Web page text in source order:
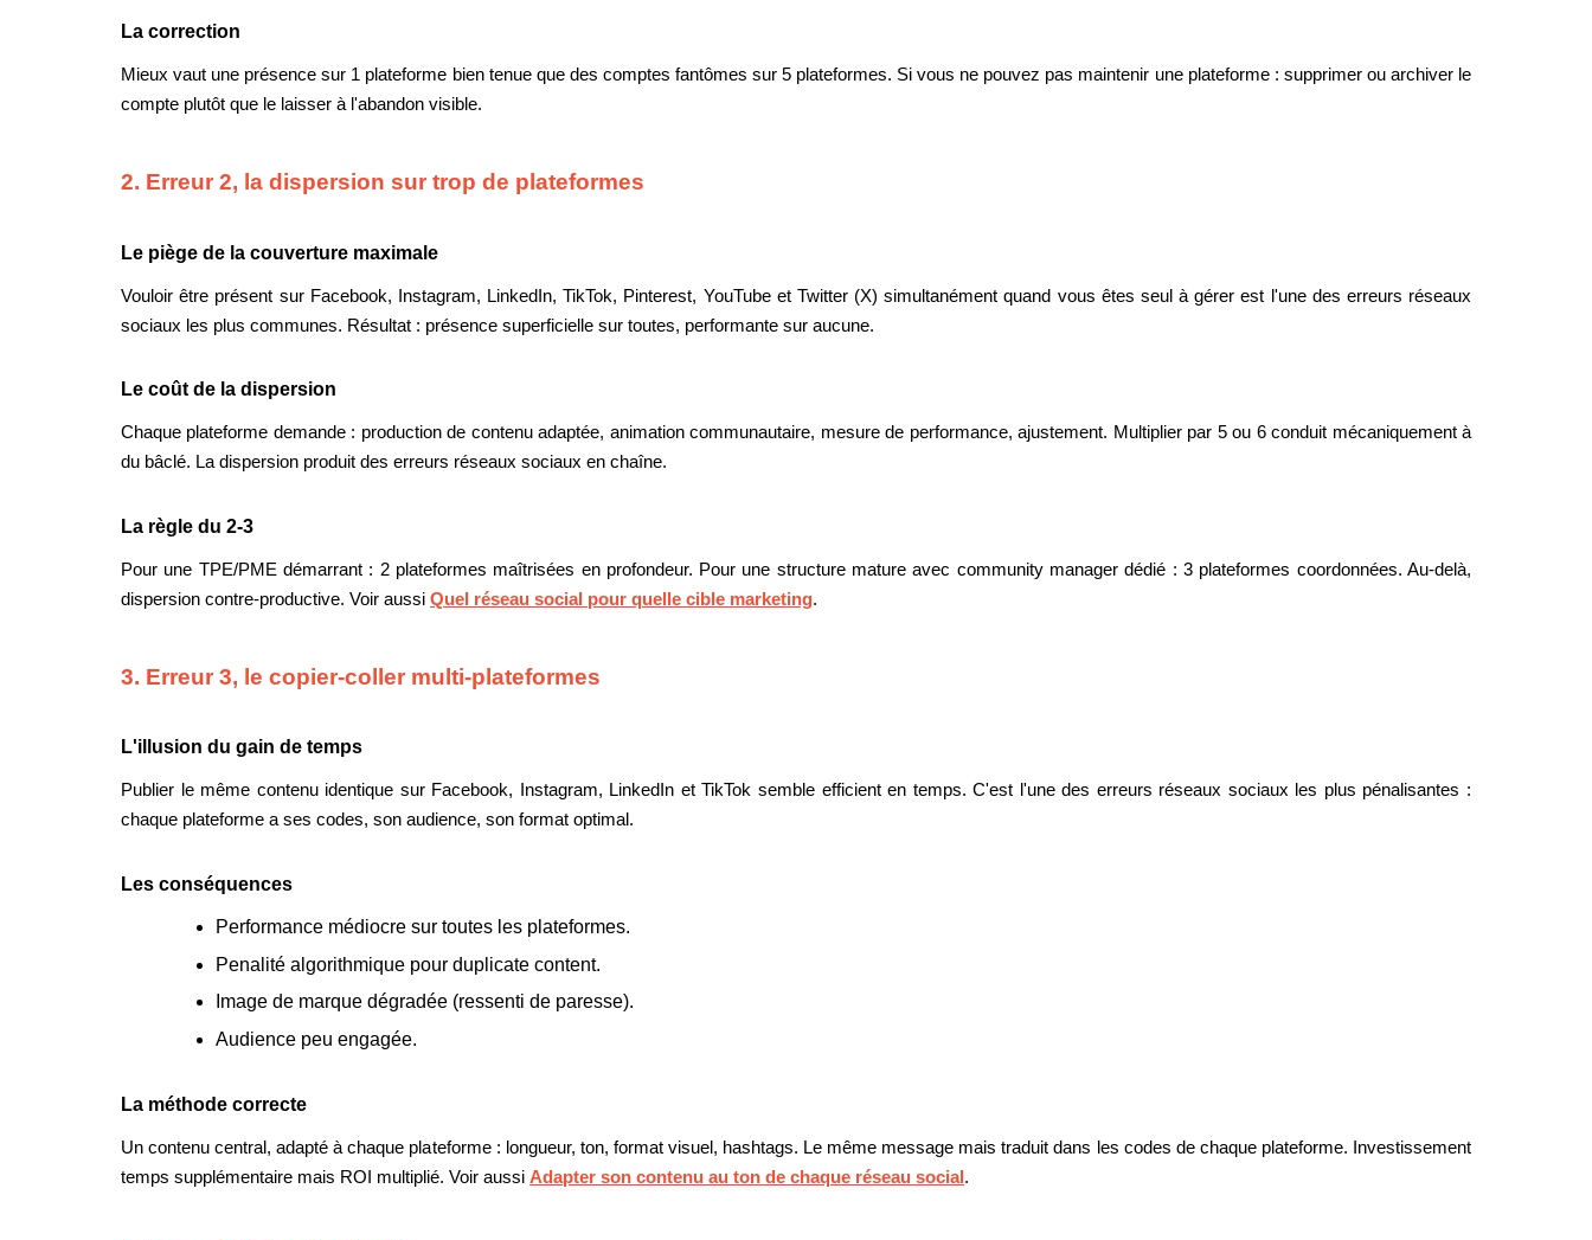
La correction
Mieux vaut une présence sur 1 plateforme bien tenue que des comptes fantômes sur 5 plateformes. Si vous ne pouvez pas maintenir une plateforme : supprimer ou archiver le
compte plutôt que le laisser à l'abandon visible.
2. Erreur 2, la dispersion sur trop de plateformes
Le piège de la couverture maximale
Vouloir être présent sur Facebook, Instagram, LinkedIn, TikTok, Pinterest, YouTube et Twitter (X) simultanément quand vous êtes seul à gérer est l'une des erreurs réseaux
sociaux les plus communes. Résultat : présence superficielle sur toutes, performante sur aucune.
Le coût de la dispersion
Chaque plateforme demande : production de contenu adaptée, animation communautaire, mesure de performance, ajustement. Multiplier par 5 ou 6 conduit mécaniquement à
du bâclé. La dispersion produit des erreurs réseaux sociaux en chaîne.
La règle du 2-3
Pour une TPE/PME démarrant : 2 plateformes maîtrisées en profondeur. Pour une structure mature avec community manager dédié : 3 plateformes coordonnées. Au-delà,
dispersion contre-productive. Voir aussi Quel réseau social pour quelle cible marketing.
3. Erreur 3, le copier-coller multi-plateformes
L'illusion du gain de temps
Publier le même contenu identique sur Facebook, Instagram, LinkedIn et TikTok semble efficient en temps. C'est l'une des erreurs réseaux sociaux les plus pénalisantes :
chaque plateforme a ses codes, son audience, son format optimal.
Les conséquences
Performance médiocre sur toutes les plateformes.
Penalité algorithmique pour duplicate content.
Image de marque dégradée (ressenti de paresse).
Audience peu engagée.
La méthode correcte
Un contenu central, adapté à chaque plateforme : longueur, ton, format visuel, hashtags. Le même message mais traduit dans les codes de chaque plateforme. Investissement
temps supplémentaire mais ROI multiplié. Voir aussi Adapter son contenu au ton de chaque réseau social .